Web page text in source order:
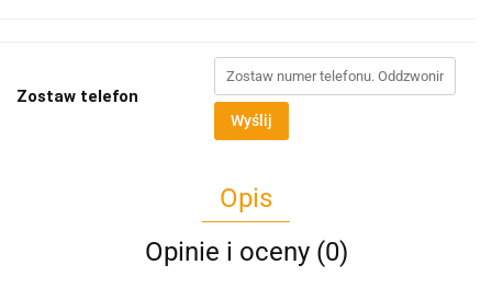
Zostaw telefon
Wyślij
Opis
Opinie i oceny (0)